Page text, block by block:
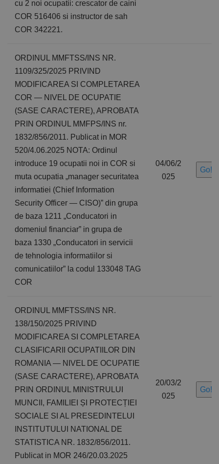
cu 2 noi ocupatii: crescator de caini
COR 516406 si instructor de sah
COR 342221.
ORDINUL MMFTSS/INS NR.
1109/325/2025 PRIVIND
MODIFICAREA SI COMPLETAREA
COR — NIVEL DE OCUPATIE
(SASE CARACTERE), APROBATA
PRIN ORDINUL MMFPS/INS nr.
1832/856/2011. Publicat in MOR
520/4.06.2025 NOTA: Ordinul
introduce 19 ocupatii noi in COR si
muta ocupatia „manager securitatea
informatiei (Chief Information
Security Officer — CISO)” din grupa
de baza 1211 „Conducatori in
domeniul financiar” in grupa de
baza 1330 „Conducatori in servicii
de tehnologia informatiilor si
comunicatiilor” la codul 133048 TAG
COR
04/06/2
025
Go!
ORDINUL MMFTSS/INS NR.
138/150/2025 PRIVIND
MODIFICAREA SI COMPLETAREA
CLASIFICARII OCUPATIILOR DIN
ROMANIA — NIVEL DE OCUPATIE
(SASE CARACTERE), APROBATA
PRIN ORDINUL MINISTRULUI
MUNCII, FAMILIEI ȘI PROTECȚIEI
SOCIALE SI AL PRESEDINTELUI
INSTITUTULUI NATIONAL DE
STATISTICA NR. 1832/856/2011.
Publicat in MOR 246/20.03.2025
20/03/2
025
Go!